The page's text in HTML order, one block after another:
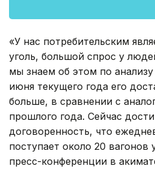
«У нас потребительским
уголь, большой спрос у
мы знаем об этом по
июня текущего года его
больше, в сравнении с
прошлого года. Сейчас
договоренность, что
поступает около 20 вагонов
пресс-конференции в